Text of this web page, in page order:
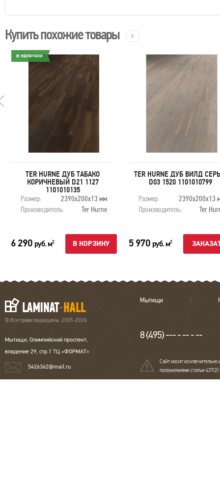
Купить похожие товары 8
в наличии
TER HURNE ДУБ ТАБАКО
КОРИЧНЕВЫЙ D21 1127
1101010135
Размер:
2390х200х13 мм
Производитель:
Ter Hurne
6 290 руб. м2 В КОРЗИНУ
TER HURNE ДУБ ВИЛД
D03 1520 1101010799
Размер:
2390х200х13
Производитель:
Ter
5 970 руб. м2
© Все права защищены. 2005-2026
Мытищи, Олимпийский проспект,
владение 29, стр.1 ТЦ «ФОРМАТ»
5426362@mail.ru
Мытищи
8 (495) --- - -- - --
Сайт носит исключительно
положениями статьи